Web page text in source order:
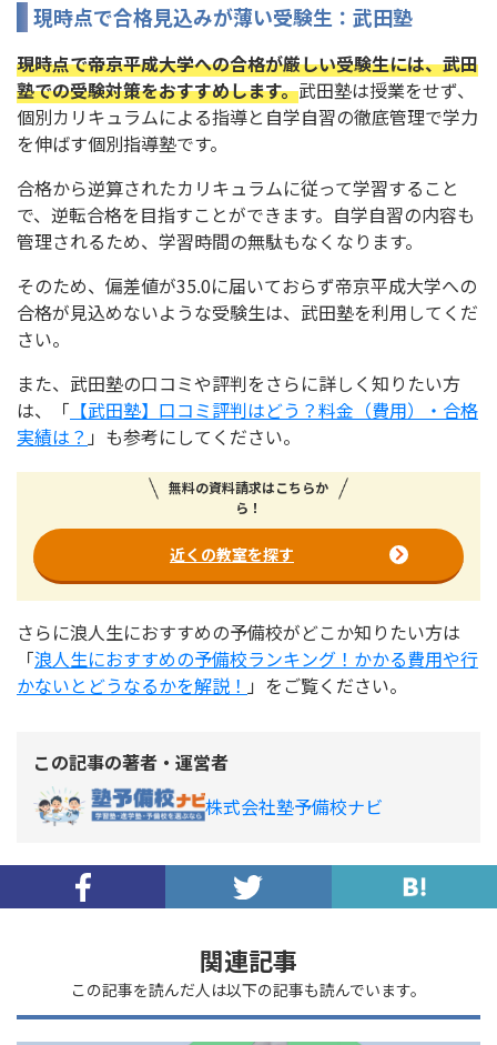
現時点で合格見込みが薄い受験生：武田塾
現時点で帝京平成大学への合格が厳しい受験生には、武田
塾での受験対策をおすすめします。武田塾は授業をせず、
個別カリキュラムによる指導と自学自習の徹底管理で学力
を伸ばす個別指導塾です。
合格から逆算されたカリキュラムに従って学習すること
で、逆転合格を目指すことができます。自学自習の内容も
管理されるため、学習時間の無駄もなくなります。
そのため、偏差値が35.0に届いておらず帝京平成大学への
合格が見込めないような受験生は、武田塾を利用してくだ
さい。
また、武田塾の口コミや評判をさらに詳しく知りたい方
は、「 【武田塾】口コミ評判はどう？料金（費用）・合格
実績は？ 」も参考にしてください。
無料の資料請求はこちらか
ら！
近くの教室を探す
さらに浪人生におすすめの予備校がどこか知りたい方は
「浪人生におすすめの予備校ランキング！かかる費用や行
かないとどうなるかを解説！ 」をご覧ください。
この記事の著者・運営者
株式会社塾予備校ナビ
関連記事
この記事を読んだ人は以下の記事も読んでいます。